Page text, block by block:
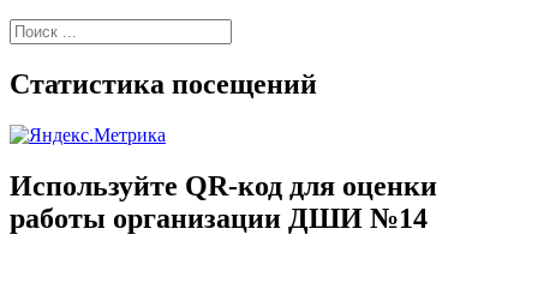
Найти:
Статистика посещений
Используйте QR-код для оценки
работы организации ДШИ №14